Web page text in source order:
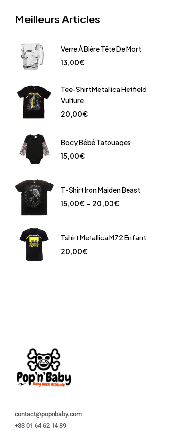
Meilleurs Articles
Verre À Bière Tête De Mort
13,00€
Tee-Shirt Metallica Hetfield
Vulture
20,00€
Body Bébé Tatouages
15,00€
T-Shirt Iron Maiden Beast
15,00€ – 20,00€
Tshirt Metallica M72 Enfant
20,00€
contact@popnbaby.com
+33 01 64 62 14 89